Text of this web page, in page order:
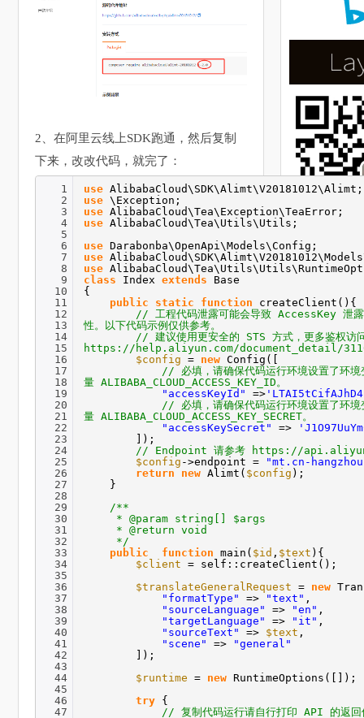
2、在阿里云线上SDK跑通，然后复制
下来，改改代码，就完了：
1
2
3
4
5
6
7
8
9
10
11
12
13
14
15
16
17
18
19
20
21
22
23
24
25
26
27
28
29
30
31
32
33
34
35
36
37
38
39
40
41
42
43
44
45
46
47
use AlibabaCloud\SDK\Alimt\V20181012\Alimt;
use \Exception;
use AlibabaCloud\Tea\Exception\TeaError;
use AlibabaCloud\Tea\Utils\Utils;
use Darabonba\OpenApi\Models\Config;
use
use
class
Indexextends
Base
{
public
static function
createClient(){
// 工程代码泄露可能会导致 AccessKey 泄露
性。以下代码示例仅供参考。
// 建议使用更安全的 STS 方式，更多鉴权访
https://help.aliyun.com/document_detail/
$config
= new Config([
// 必填，请确保代码运行环境设置了环境
量 ALIBABA_CLOUD_ACCESS_KEY_ID。
"accessKeyId"
=>
// 必填，请确保代码运行环境设置了环境
量 ALIBABA_CLOUD_ACCESS_KEY_SECRET。
"accessKeySecret"
=>
]);
// Endpoint 请参考 https://
$config ->endpoint =
"mt.cn-
return
new Alimt( $config );
}
/**
* @param string[] $args
* @return void
*/
public
function main( $id , $text ){
$client
= self::createClient();
$translateGeneralRequest
= new
"formatType"
=> "text" ,
"sourceLanguage"
=> "en" ,
"targetLanguage"
=> "it" ,
"sourceText"
=> $text ,
"scene"
=>
"general"
]);
$runtime
= new RuntimeOptions([]);
try {
// 复制代码运行请自行打印 API 的返回